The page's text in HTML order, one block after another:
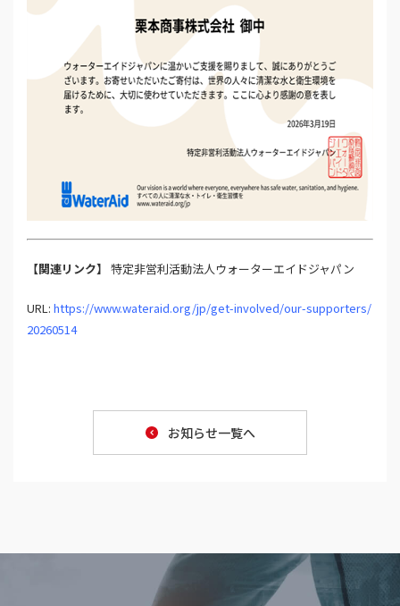
【関連リンク】 特定非営利活動法人ウォーターエイドジャパン
URL: https://www.wateraid.org/jp/get-involved/our-supporters/
20260514
お知らせ一覧へ